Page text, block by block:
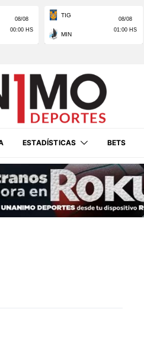
ESTADÍSTICAS BETS